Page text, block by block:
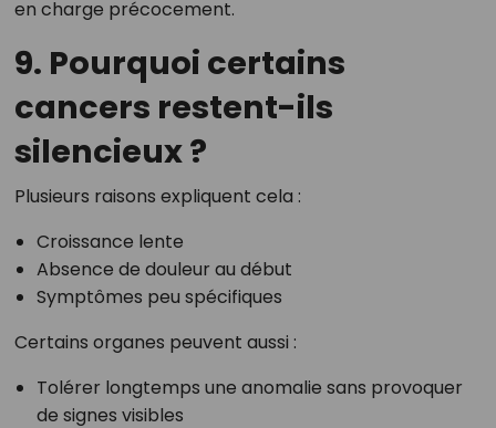
en charge précocement.
9. Pourquoi certains
cancers restent-ils
silencieux ?
Plusieurs raisons expliquent cela :
Croissance lente
Absence de douleur au début
Symptômes peu spécifiques
Certains organes peuvent aussi :
Tolérer longtemps une anomalie sans provoquer
de signes visibles